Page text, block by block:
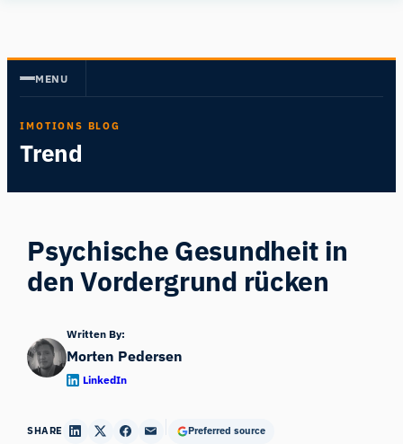
springen
MENU
IMOTIONS BLOG
Trend
Psychische Gesundheit in
den Vordergrund rücken
Written By:
Morten Pedersen
LinkedIn
SHARE Preferred source